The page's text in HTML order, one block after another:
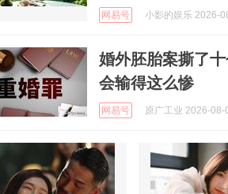
网易号 小影的娱乐 2026-
婚外胚胎案撕了
会输得这么惨
网易号 原广工业 2026-08-